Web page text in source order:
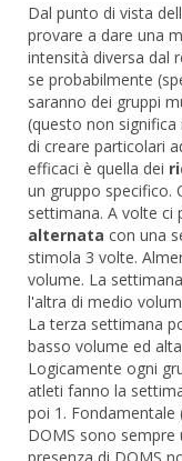
Dal punto di vista
provare a dare una
intensità diversa dal
se probabilmente
saranno dei gruppi
(questo non
di creare particolari
efficaci è quella dei
un gruppo specifico.
settimana. A volte ci
alternata con una
stimola 3 volte.
volume. La
l'altra di medio
La terza settimana
basso volume ed
Logicamente ogni
atleti fanno la
poi 1. Fondamentale
DOMS sono